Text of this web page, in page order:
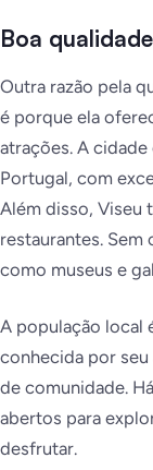
Boa
Outra razão pela
é porque ela
atrações. A
Portugal, com
Além disso, Viseu
restaurantes.
como museus e
A população local
conhecida por
de comunidade.
abertos para
desfrutar.